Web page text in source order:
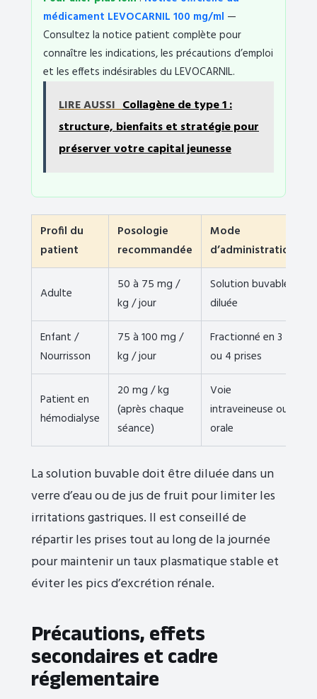
médicament LEVOCARNIL 100 mg/ml —
Consultez la notice patient complète pour
connaître les indications, les précautions d’emploi
et les effets indésirables du LEVOCARNIL.
LIRE AUSSI Collagène de type 1 :
structure, bienfaits et stratégie pour
préserver votre capital jeunesse
Profil du
patient
Posologie
recommandée
Mode
d’administration
Adulte
50 à 75 mg /
kg / jour
Solution buvable
diluée
Enfant /
Nourrisson
75 à 100 mg /
kg / jour
Fractionné en 3
ou 4 prises
Patient en
hémodialyse
20 mg / kg
(après chaque
séance)
Voie
intraveineuse ou
orale
La solution buvable doit être diluée dans un
verre d’eau ou de jus de fruit pour limiter les
irritations gastriques. Il est conseillé de
répartir les prises tout au long de la journée
pour maintenir un taux plasmatique stable et
éviter les pics d’excrétion rénale.
Précautions, effets
secondaires et cadre
réglementaire